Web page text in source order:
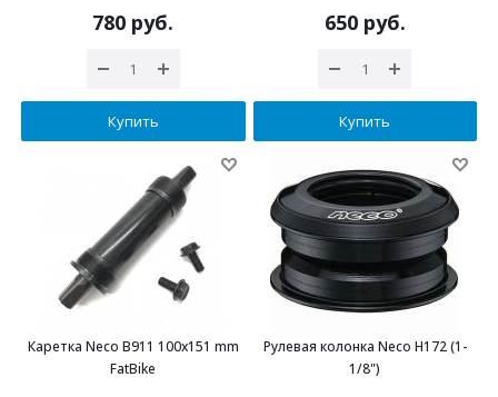
780 руб.
Купить
650 руб.
Купить
Каретка Neco B911 100x151 mm
FatBike
Рулевая колонка Neco H172 (1-
1/8")